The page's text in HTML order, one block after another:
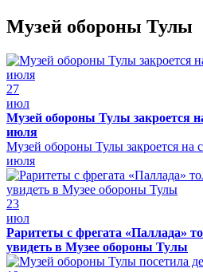
Музей обороны Тулы
27
июл
Музей обороны Тулы закроется
июля
Музей обороны Тулы закроется на
июля
23
июл
Раритеты с фрегата «Паллада»
увидеть в Музее обороны Тулы